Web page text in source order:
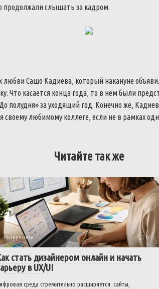
продолжали слышать за кадром.
Сашо Кадиева, который накануне
Что касается конца года, то в нем были
полудня» за уходящий год. Конечно же,
любимому коллеге, если не в рамках
Читайте так же
Интересное 0
стать дизайнером онлайн и начать
в UX/UI
среда стремительно расширяется: сайты,